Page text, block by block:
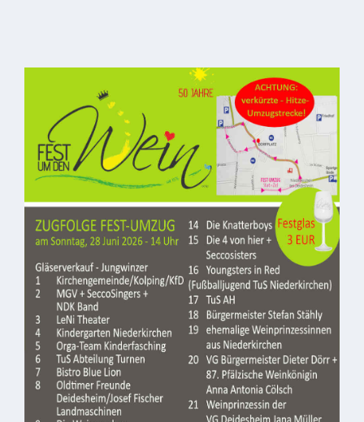
Schulbilder
Datenschutz
Veranstaltungen
und Events
Kultur &
Freizeit
Feste
feiern
Wandern/Nord.Walking
Radfahren